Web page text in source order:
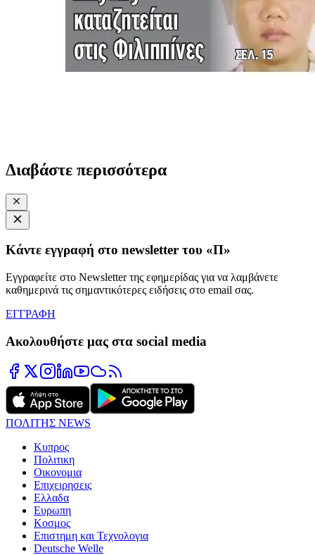
Διαβάστε περισσότερα
Κάντε εγγραφή στο newsletter του «Π»
Εγγραφείτε στο Newsletter της εφημερίδας για να λαμβάνετε
καθημερινά τις σημαντικότερες ειδήσεις στο email σας.
ΕΓΓΡΑΦΗ
Ακολουθήστε μας στα social media
ΠΟΛΙΤΗΣ NEWS
Κυπρος
Πολιτικη
Οικονομια
Επιχειρησεις
Ελλαδα
Ευρωπη
Κοσμος
Επιστημη και Τεχνολογια
Deutsche Welle